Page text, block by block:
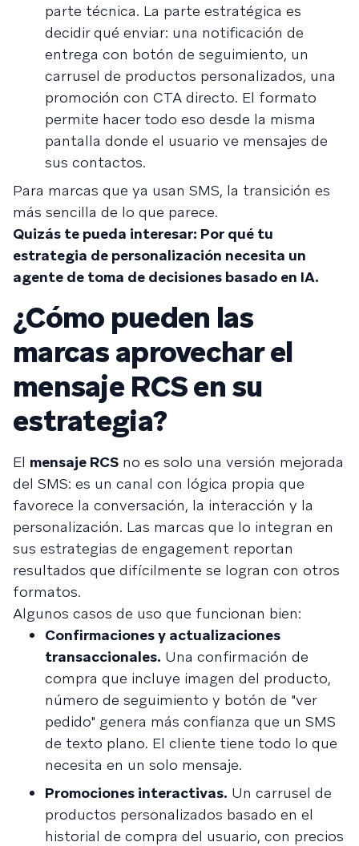
parte técnica. La parte estratégica es
decidir qué enviar: una notificación de
entrega con botón de seguimiento, un
carrusel de productos personalizados, una
promoción con CTA directo. El formato
permite hacer todo eso desde la misma
pantalla donde el usuario ve mensajes de
sus contactos.
Para marcas que ya usan SMS, la transición es
más sencilla de lo que parece.
Quizás te pueda interesar: Por qué tu
estrategia de personalización necesita un
agente de toma de decisiones basado en IA.
¿Cómo pueden las
marcas aprovechar el
mensaje RCS en su
estrategia?
El mensaje RCS no es solo una versión mejorada
del SMS: es un canal con lógica propia que
favorece la conversación, la interacción y la
personalización. Las marcas que lo integran en
sus estrategias de engagement reportan
resultados que difícilmente se logran con otros
formatos.
Algunos casos de uso que funcionan bien:
Confirmaciones y actualizaciones
transaccionales. Una confirmación de
compra que incluye imagen del producto,
número de seguimiento y botón de "ver
pedido" genera más confianza que un SMS
de texto plano. El cliente tiene todo lo que
necesita en un solo mensaje.
Promociones interactivas. Un carrusel de
productos personalizados basado en el
historial de compra del usuario, con precios